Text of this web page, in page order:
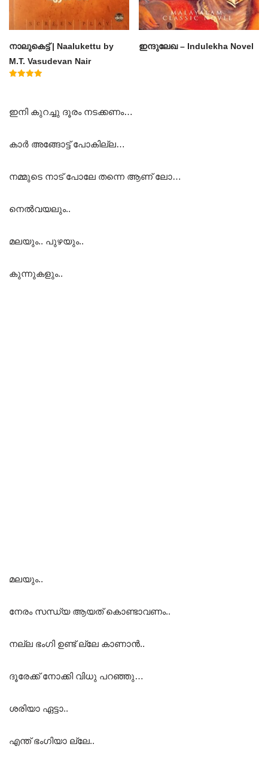
നാലുകെട്ട് | Naalukettu by
M.T. Vasudevan Nair
ഇന്ദുലേഖ – Indulekha Novel
ഇനി കുറച്ചു ദൂരം നടക്കണം…
കാർ അങ്ങോട്ട് പോകില്ല…
നമ്മുടെ നാട് പോലേ തന്നെ ആണ് ലോ…
നെൽവയലും..
മലയും.. പുഴയും..
കുന്നുകളും..
മലയും..
നേരം സന്ധ്യ ആയത് കൊണ്ടാവണം..
നല്ല ഭംഗി ഉണ്ട് ല്ലേ കാണാൻ..
ദൂരേക്ക് നോക്കി വിധു പറഞ്ഞു…
ശരിയാ ഏട്ടാ..
എന്ത് ഭംഗിയാ ല്ലേ..